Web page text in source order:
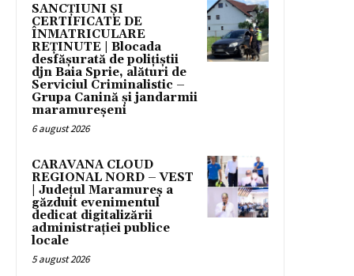
SANCȚIUNI ȘI
CERTIFICATE DE
ÎNMATRICULARE
REȚINUTE | Blocada
desfășurată de polițiștii
djn Baia Sprie, alături de
Serviciul Criminalistic –
Grupa Canină și jandarmii
maramureșeni
6 august 2026
CARAVANA CLOUD
REGIONAL NORD – VEST
| Județul Maramureș a
găzduit evenimentul
dedicat digitalizării
administrației publice
locale
5 august 2026